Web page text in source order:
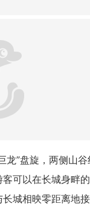
龙”盘旋，两侧山谷
可以在长城身畔
城相映零距离地